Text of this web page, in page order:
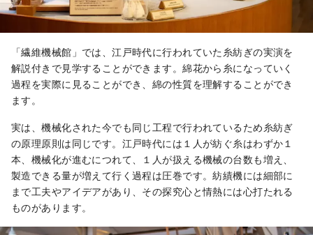
「繊維機械館」では、江戸時代に行われていた糸紡ぎの実演を
解説付きで見学することができます。綿花から糸になっていく
過程を実際に見ることができ、綿の性質を理解することができ
ます。
実は、機械化された今でも同じ工程で行われているため糸紡ぎ
の原理原則は同じです。江戸時代には１人が紡ぐ糸はわずか１
本、機械化が進むにつれて、１人が扱える機械の台数も増え、
製造できる量が増えて行く過程は圧巻です。紡績機には細部に
まで工夫やアイデアがあり、その探究心と情熱には心打たれる
ものがあります。